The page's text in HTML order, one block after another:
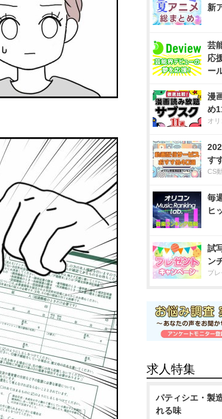
新
芸
応
ー
漫
め
オ
す
CS
毎
ヒ
試
ン
プ
求人特集
パティシエ・製
れる味